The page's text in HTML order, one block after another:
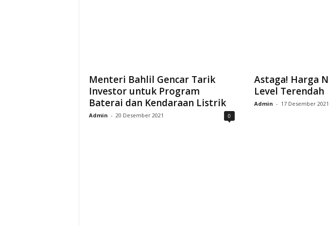
Menteri Bahlil Gencar Tarik
Investor untuk Program
Baterai dan Kendaraan Listrik
Admin - 20 Desember 2021 0
Astaga! Harga
Level Terendah
Admin - 17 Desember 2021